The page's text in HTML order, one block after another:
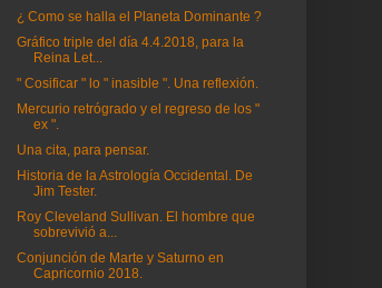
¿ Como se halla el Planeta Dominante ?
Gráfico triple del día 4.4.2018, para la
Reina Let...
" Cosificar " lo " inasible ". Una reflexión.
Mercurio retrógrado y el regreso de los "
ex ".
Una cita, para pensar.
Historia de la Astrología Occidental. De
Jim Tester.
Roy Cleveland Sullivan. El hombre que
sobrevivió a...
Conjunción de Marte y Saturno en
Capricornio 2018.